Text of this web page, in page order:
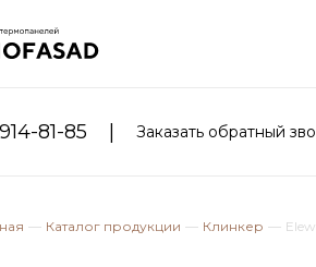
81-85 | Заказать обратный
Каталог продукции Клинкер